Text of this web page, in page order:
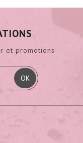
et promotions
OK